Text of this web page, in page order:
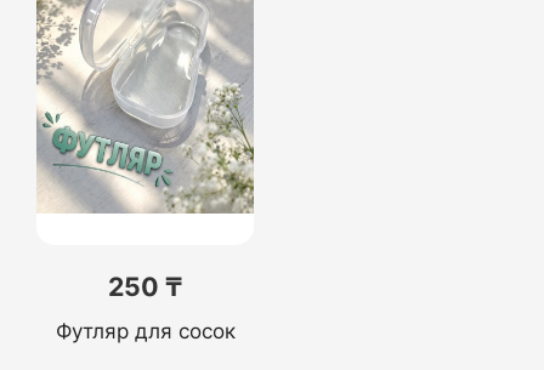
250 ₸
Футляр для сосок